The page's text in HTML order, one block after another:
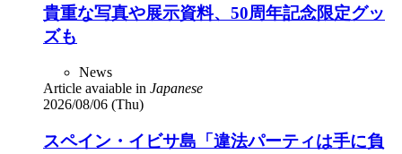
貴重な写真や展示資料、50周年記念限定グッ
ズも
News
Article avaiable in Japanese
2026/08/06 (Thu)
スペイン・イビサ島「違法パーティは手に負